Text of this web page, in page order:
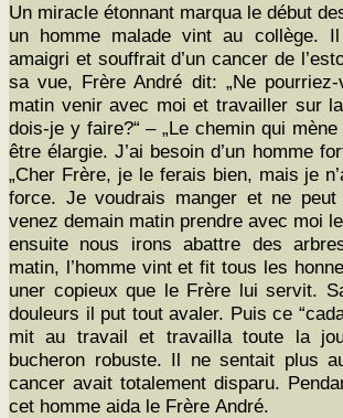
Un mir­a­cle éton­nant mar­qua le début
un homme malade vint au col­lège.
amaigri et souf­frait d’un can­cer de
sa vue, Frère André dit: „Ne
matin venir avec moi et tra­vailler sur
dois-je y faire?“ – „Le chemin qui
être élargie. J’ai besoin d’un homme
„Cher Frère, je le ferais bien, mais je
force. Je voudrais manger et ne peut
venez demain matin pren­dre avec moi
ensuite nous irons abat­tre des
matin, l’homme vint et fit tous les
uner copieux que le Frère lui servit.
douleurs il put tout avaler. Puis ce
mit au tra­vail et tra­vail­la toute la
bucheron robuste. Il ne sen­tait plus
can­cer avait totale­ment dis­paru.
cet homme aida le Frère André.